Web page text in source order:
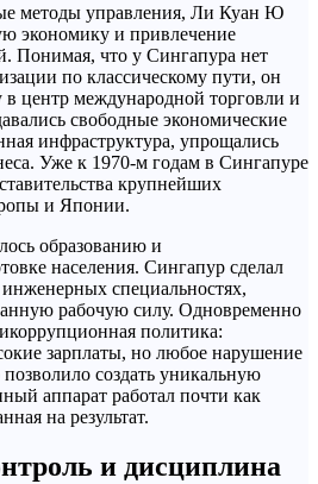
методы управления, Ли Куан Ю
экономику и привлечение
Понимая, что у Сингапура нет
по классическому пути, он
в центр международной торговли и
свободные экономические
инфраструктура, упрощались
Уже к 1970-м годам в Сингапуре
крупнейших
и Японии.
образованию и
населения. Сингапур сделал
специальностях,
рабочую силу. Одновременно
политика:
зарплаты, но любое нарушение
создать уникальную
аппарат работал почти как
на результат.
и дисциплина